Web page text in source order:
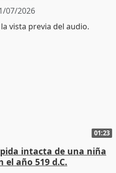
07/2026
01:23
intacta de una niña
el año 519 d.C.